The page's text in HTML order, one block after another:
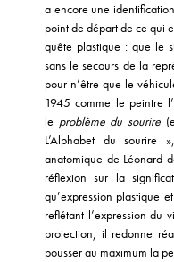
a encore une
point de départ de ce qui
quête plastique : que le
sans le secours de la
pour n’être que le
1945 comme le peintre
le problème du sourire
L’Alphabet du sourire
anatomique de Léonard
réflexion sur la
qu’expression plastique
reflétant l’expression du
projection, il redonne
pousser au maximum la